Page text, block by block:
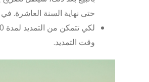
حتى نهاية السنة العاشرة. في
وقت التمديد.